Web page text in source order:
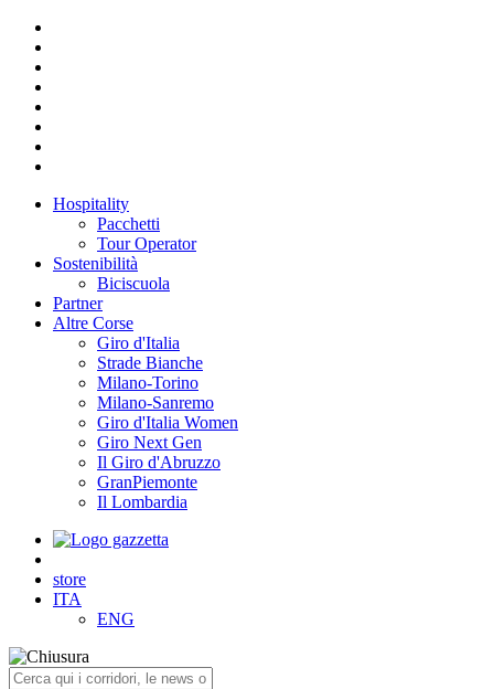
Hospitality
Pacchetti
Tour Operator
Sostenibilità
Biciscuola
Partner
Altre Corse
Giro d'Italia
Strade Bianche
Milano-Torino
Milano-Sanremo
Giro d'Italia Women
Giro Next Gen
Il Giro d'Abruzzo
GranPiemonte
Il Lombardia
store
ITA
ENG